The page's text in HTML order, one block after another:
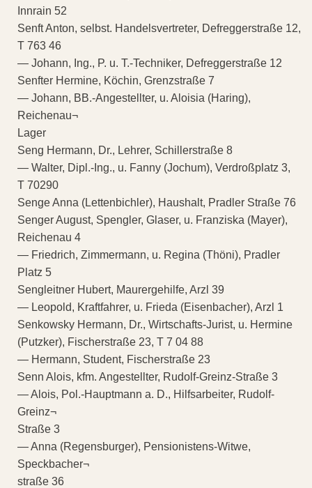
Innrain 52
Senft Anton, selbst. Handelsvertreter, Defreggerstraße 12,
T 763 46
— Johann, Ing., P. u. T.-Techniker, Defreggerstraße 12
Senfter Hermine, Köchin, Grenzstraße 7
— Johann, BB.-Angestellter, u. Aloisia (Haring),
Reichenau¬
Lager
Seng Hermann, Dr., Lehrer, Schillerstraße 8
— Walter, Dipl.-Ing., u. Fanny (Jochum), Verdroßplatz 3,
T 70290
Senge Anna (Lettenbichler), Haushalt, Pradler Straße 76
Senger August, Spengler, Glaser, u. Franziska (Mayer),
Reichenau 4
— Friedrich, Zimmermann, u. Regina (Thöni), Pradler
Platz 5
Sengleitner Hubert, Maurergehilfe, Arzl 39
— Leopold, Kraftfahrer, u. Frieda (Eisenbacher), Arzl 1
Senkowsky Hermann, Dr., Wirtschafts-Jurist, u. Hermine
(Putzker), Fischerstraße 23, T 7 04 88
— Hermann, Student, Fischerstraße 23
Senn Alois, kfm. Angestellter, Rudolf-Greinz-Straße 3
— Alois, Pol.-Hauptmann a. D., Hilfsarbeiter, Rudolf-
Greinz¬
Straße 3
— Anna (Regensburger), Pensionistens-Witwe,
Speckbacher¬
straße 36